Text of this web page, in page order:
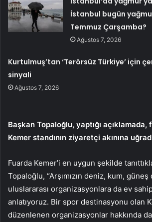
İstanbul bugün
Temmuz Çarşamba?
Ağustos 7, 2026
Kurtulmuş’tan ‘Terörsüz Türkiye’ için
sinyali
Ağustos 7, 2026
Başkan Topaloğlu, yaptığı açıklamada,
Kemer standının ziyaretçi akınına
Fuarda Kemer’i en uygun şekilde
Topaloğlu, “Arşımızın deniz, kum, güneş
uluslararası organizasyonlara da ev
anlatıyoruz. Bir spor destinasyonu olan
düzenlenen organizasyonlar hakkında